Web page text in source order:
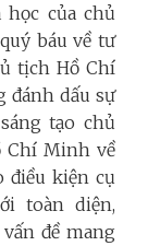
của chủ
báu về tư
tịch Hồ Chí
đánh dấu sự
tạo chủ
Chí Minh về
điều kiện cụ
toàn diện,
đề mang